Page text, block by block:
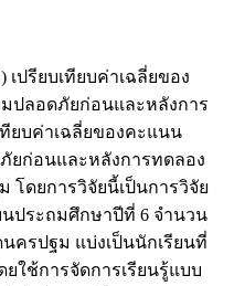
เปรียบเทียบค่าเฉลี่ยของ
ปลอดภัยก่อนและหลังการ
ยบค่าเฉลี่ยของคะแนน
ยก่อนและหลังการทดลอง
ดยการวิจัยนี้เป็นการวิจัย
ประถมศึกษาปีที่ 6 จำนวน
ครปฐม แบ่งเป็นนักเรียนที่
ใช้การจัดการเรียนรู้แบบ